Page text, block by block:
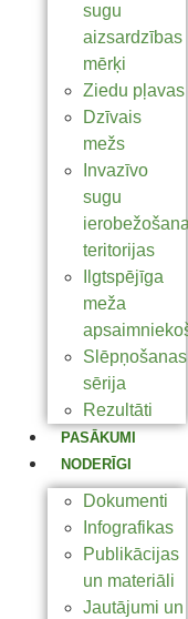
sugu
aizsardzības
mērķi
Ziedu pļavas
Dzīvais
mežs
Invazīvo
sugu
teritorijas
Ilgtspējīga
meža
Slēpņošanas
sērija
Rezultāti
PASĀKUMI
NODERĪGI
Dokumenti
Infografikas
Publikācijas
un materiāli
Jautājumi un